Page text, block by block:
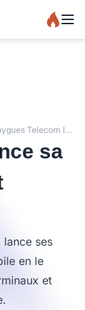
Bouygues Telecom lance sa nouvelle offre Internet mobile
sa
lance ses
en le
et